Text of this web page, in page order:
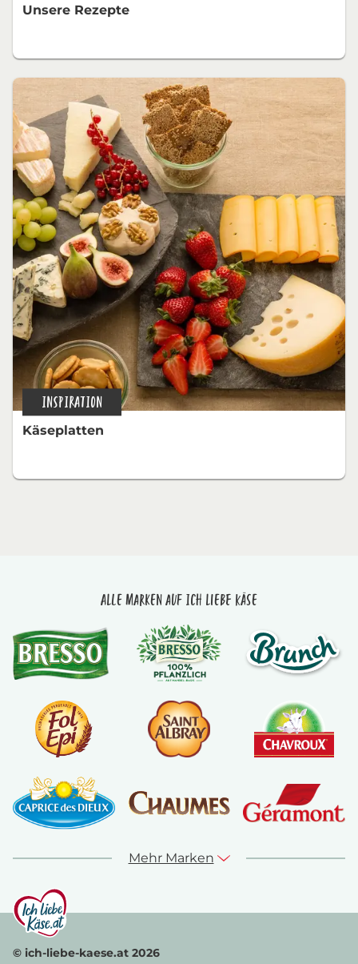
Unsere Rezepte
INSPIRATION
Käseplatten
Alle Marken auf Ich liebe Käse
Mehr Marken
© ich-liebe-kaese.at 2026